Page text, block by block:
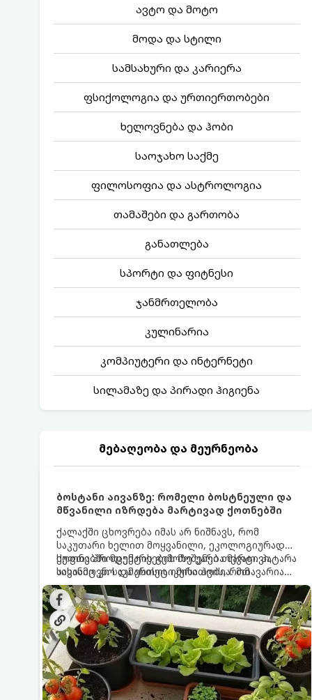
ავტო და მოტო
მოდა და სტილი
სამსახური და კარიერა
ფსიქოლოგია და ურთიერთობები
ხელოვნება და ჰობი
საოჯახო საქმე
ფილოსოფია და ასტროლოგია
თამაშები და გართობა
განათლება
სპორტი და ფიტნესი
ჯანმრთელობა
კულინარია
კომპიუტერი და ინტერნეტი
სილამაზე და პირადი ჰიგიენა
მებაღეობა და მეურნეობა
ბოსტანი აივანზე: რომელი ბოსტნეული და
მწვანილი იზრდება მარტივად ქოთნებში
ქალაქში ცხოვრება იმას არ ნიშნავს, რომ
საკუთარი ხელით მოყვანილი, ეკოლოგიურად
სუფთა პროდუქტის გემოზე უარი თქვათ. პატარა
აივანიც კი საკმარისია იმისათვის, რომ
მოიწყოთ მინი-ბოსტანი, საიდანაც
ყოველდღიურად ახალ, არომატულ მწვანილსა
და ბოსტნეულს მოკრეფთ.
ქოთნებში მცენარეების მოშენება მარტივი,
სასიამოვნო და ესთეტიკური ჰობია. მთავარია
იცოდეთ, რომელი კულტურები ეგუებიან
ქოთნის პირობებს ყველაზე კარგად და როგორ
მოუაროთ მათ სწორად.